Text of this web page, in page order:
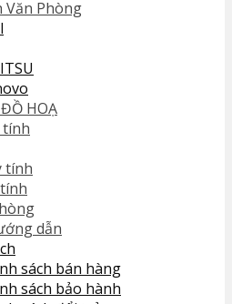
Văn Phòng
HOẠ
tính
tính
dẫn
sách bán hàng
sách bảo hành